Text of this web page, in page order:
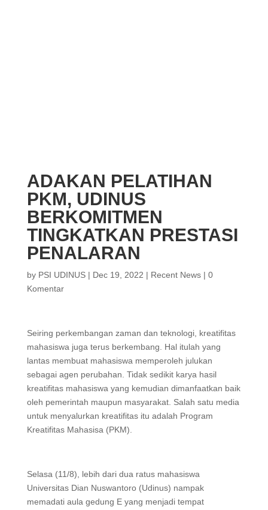
ADAKAN PELATIHAN
PKM, UDINUS
BERKOMITMEN
TINGKATKAN PRESTASI
PENALARAN
by PSI UDINUS| Dec 19, 2022 | Recent News| 0
Komentar
Seiring perkembangan zaman dan teknologi, kreatifitas
mahasiswa juga terus berkembang. Hal itulah yang
lantas membuat mahasiswa memperoleh julukan
sebagai agen perubahan. Tidak sedikit karya hasil
kreatifitas mahasiswa yang kemudian dimanfaatkan baik
oleh pemerintah maupun masyarakat. Salah satu media
untuk menyalurkan kreatifitas itu adalah Program
Kreatifitas Mahasisa (PKM).
Selasa (11/8), lebih dari dua ratus mahasiswa
Universitas Dian Nuswantoro (Udinus) nampak
memadati aula gedung E yang menjadi tempat